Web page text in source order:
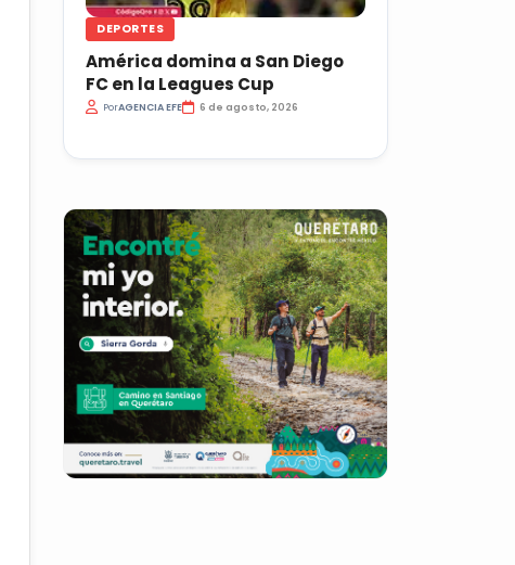
DEPORTES
América domina a San Diego
FC en la Leagues Cup
PorAGENCIA EFE 6 de agosto, 2026